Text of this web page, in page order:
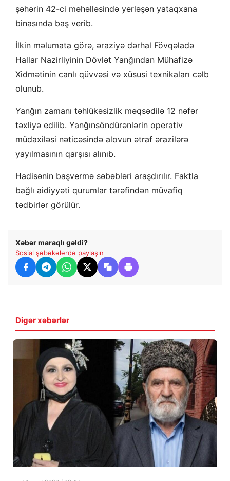
şəhərin 42-ci məhəlləsində yerləşən yataqxana
binasında baş verib.
İlkin məlumata görə, əraziyə dərhal Fövqəladə
Hallar Nazirliyinin Dövlət Yanğından Mühafizə
Xidmətinin canlı qüvvəsi və xüsusi texnikaları cəlb
olunub.
Yanğın zamanı təhlükəsizlik məqsədilə 12 nəfər
təxliyə edilib. Yanğınsöndürənlərin operativ
müdaxiləsi nəticəsində alovun ətraf ərazilərə
yayılmasının qarşısı alınıb.
Hadisənin başvermə səbəbləri araşdırılır. Faktla
bağlı aidiyyəti qurumlar tərəfindən müvafiq
tədbirlər görülür.
Xəbər maraqlı gəldi?
Sosial şəbəkələrdə paylaşın
Digər xəbərlər